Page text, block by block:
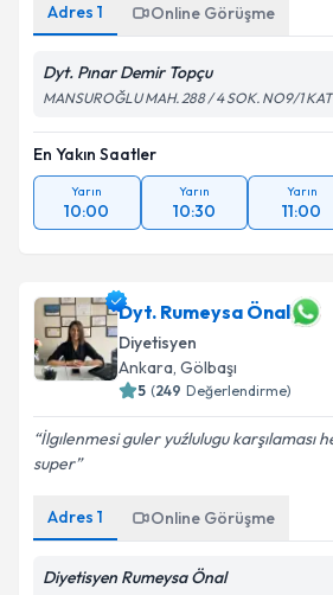
Adres 1 Online Görüşme
Dyt. Pınar Demir Topçu
MANSUROĞLU MAH. 288 / 4 SOK. NO9/1
En Yakın Saatler
Yarın
10:00
Yarın
10:30
Yarın
11:00
Dyt. Rumeysa Önal
Diyetisyen
Ankara, Gölbaşı
5 (249 Değerlendirme)
İlgılenmesi guler yuźlulugu karşılaması
super
Adres 1 Online Görüşme
Diyetisyen Rumeysa Önal